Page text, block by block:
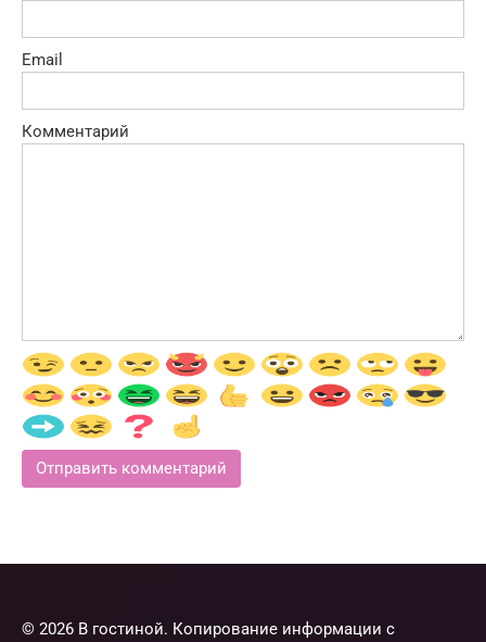
Email
Комментарий
© 2026 В гостиной. Копирование информации с